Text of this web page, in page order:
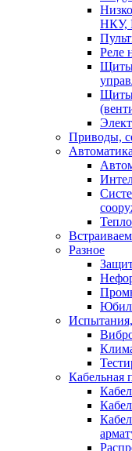
НКУ,
Реле
Щиты
Щиты
Приводы,
Разное
Кабельная